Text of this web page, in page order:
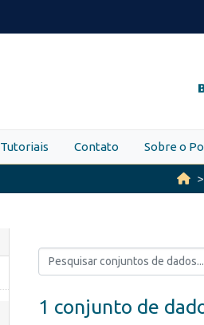
Tutoriais Contato Sobre o
1 conjunto de